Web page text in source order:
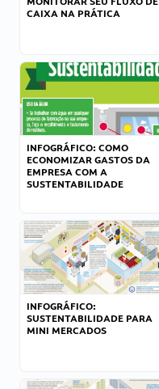
CAIXA NA PRÁTICA
INFOGRÁFICO: COMO
ECONOMIZAR GASTOS DA
EMPRESA COM A
SUSTENTABILIDADE
INFOGRÁFICO:
SUSTENTABILIDADE PARA
MINI MERCADOS